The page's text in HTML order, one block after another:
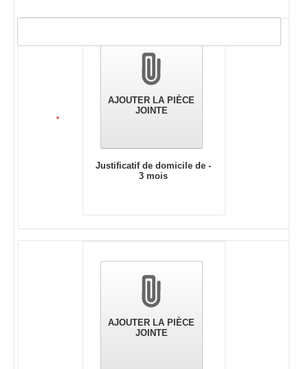
pièces
*
AJOUTER LA PIÈCE
JOINTE
Justificatif de domicile de -
3 mois
AJOUTER LA PIÈCE
JOINTE